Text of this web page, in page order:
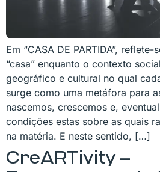
Em “CASA DE PARTIDA”,
“casa” enquanto o contexto
geográfico e cultural no qual
surge como uma metáfora para
nascemos, crescemos e,
condições estas sobre as quais
na matéria. E neste sentido, […]
CreARTivity –